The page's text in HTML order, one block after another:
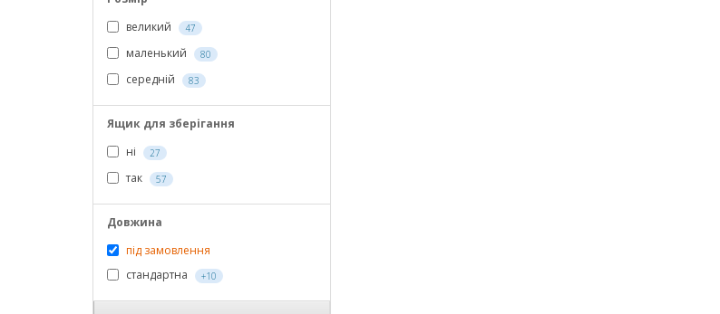
великий
47
маленький 80
середній 83
Ящик для зберігання
ні
27
так 57
Довжина
під замовлення
стандартна
+10